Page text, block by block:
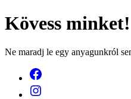
Kövess minket!
Ne maradj le egy anyagunkról